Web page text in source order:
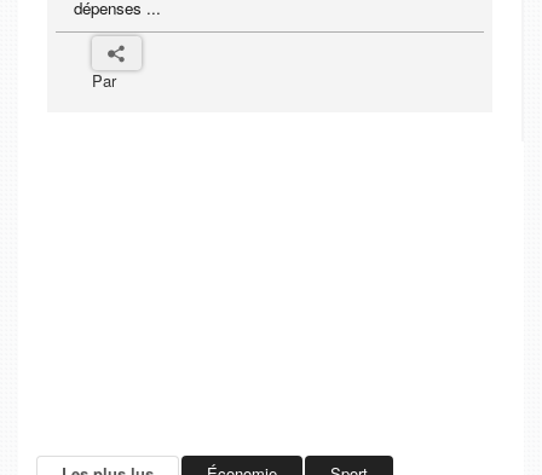
dépenses ...
Par